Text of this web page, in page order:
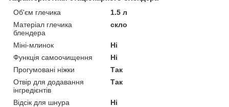
Об'єм глечика
1.5 л
Матеріал глечика
блендера
скло
Міні-млинок
Ні
Функція самоочищення
Ні
Прогумовані ніжки
Так
Отвір для додавання
інгредієнтів
Так
Відсік для шнура
Ні